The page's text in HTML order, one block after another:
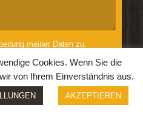
meiner Daten zu.
Cookies. Wenn Sie die
von Ihrem Einverständnis aus.
AKZEPTIEREN